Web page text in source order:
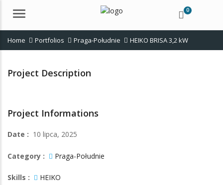
Menu 0
Home Portfolios Praga-Południe HEIKO BRISA 3,2 kW
Project Description
Project Informations
Date : 10 lipca, 2025
Category : Praga-Południe
Skills : HEIKO